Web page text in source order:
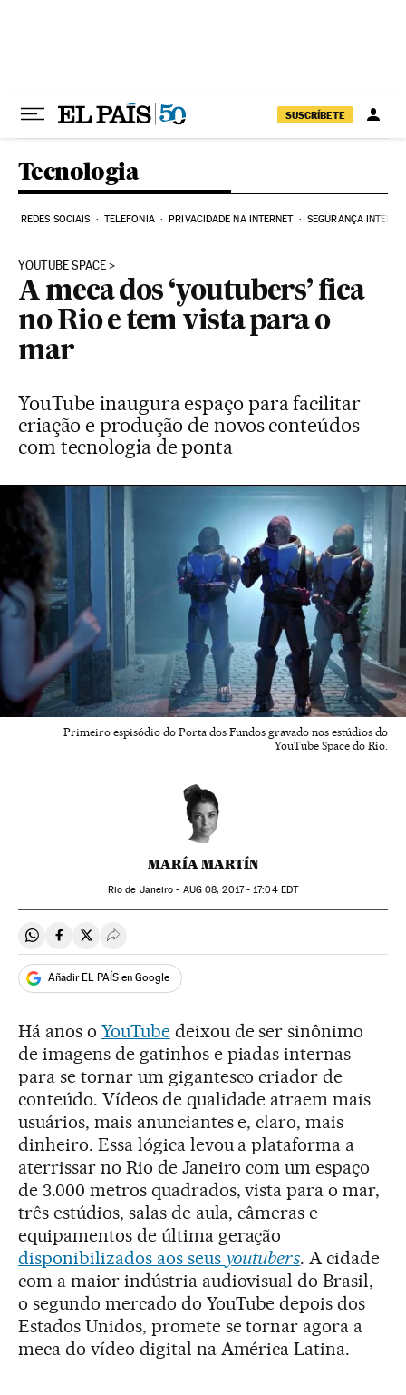
SUSCRÍBETE
Tecnologia
REDES SOCIAIS TELEFONIA PRIVACIDADE NA INTERNET SEGURANÇA
YOUTUBE SPACE
A meca dos ‘youtubers’ fica
no Rio e tem vista para o
mar
YouTube inaugura espaço para facilitar
criação e produção de novos conteúdos
com tecnologia de ponta
Primeiro espisódio do Porta dos Fundos gravado nos estúdios do
YouTube Space do Rio.
MARÍA MARTÍN
Rio de Janeiro - AUG08, 2017 - 17:04EDT
Compartir en Whatsapp
Compartir en Facebook
Compartir en Twitter
Desplegar Redes Sociales
Añadir EL PAÍS en Google
Há anos o YouTubedeixou de ser sinônimo
de imagens de gatinhos e piadas internas
para se tornar um gigantesco criador de
conteúdo. Vídeos de qualidade atraem mais
usuários, mais anunciantes e, claro, mais
dinheiro. Essa lógica levou a plataforma a
aterrissar no Rio de Janeiro com um espaço
de 3.000 metros quadrados, vista para o mar,
três estúdios, salas de aula, câmeras e
equipamentos de última geração
disponibilizados aos seus youtubers. A cidade
com a maior indústria audiovisual do Brasil,
o segundo mercado do YouTube depois dos
Estados Unidos, promete se tornar agora a
meca do vídeo digital na América Latina.